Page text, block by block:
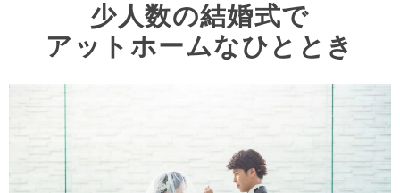
少人数の結婚式で
アットホームなひととき